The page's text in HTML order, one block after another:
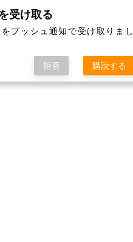
受け取る
プッシュ通知で受け取りまし
拒否 購読する